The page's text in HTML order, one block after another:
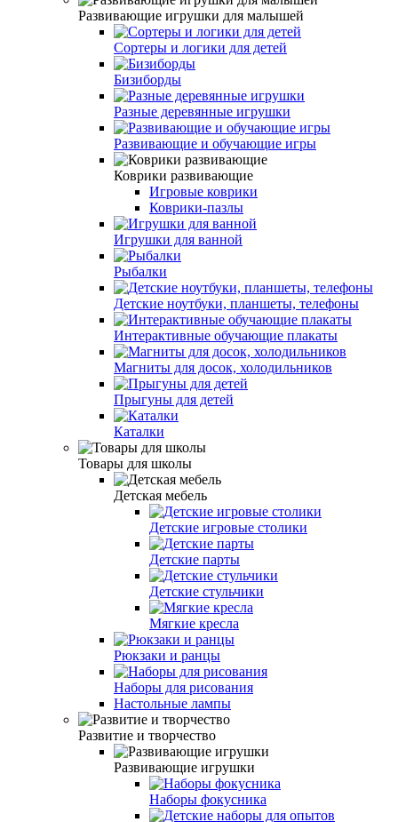
Развивающие игрушки для малышей
Сортеры и логики для детей
Бизиборды
Разные деревянные игрушки
Развивающие и обучающие игры
Коврики развивающие
Игровые коврики
Коврики-пазлы
Игрушки для ванной
Рыбалки
Детские ноутбуки, планшеты, телефоны
Интерактивные обучающие плакаты
Магниты для досок, холодильников
Прыгуны для детей
Каталки
Товары для школы
Детская мебель
Детские игровые столики
Детские парты
Детские стульчики
Мягкие кресла
Рюкзаки и ранцы
Наборы для рисования
Настольные лампы
Развитие и творчество
Развивающие игрушки
Наборы фокусника